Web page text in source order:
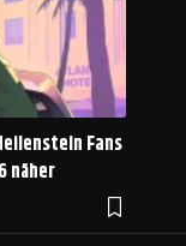
Fans
näher